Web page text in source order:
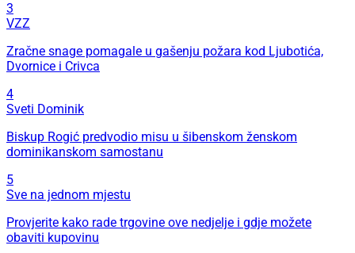
3
VZZ
Zračne snage pomagale u gašenju požara kod Ljubotića,
Dvornice i Crivca
4
Sveti Dominik
Biskup Rogić predvodio misu u šibenskom ženskom
dominikanskom samostanu
5
Sve na jednom mjestu
Provjerite kako rade trgovine ove nedjelje i gdje možete
obaviti kupovinu